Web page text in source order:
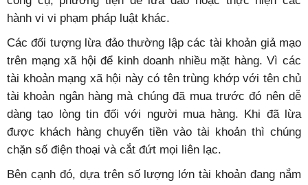
hành vi vi phạm pháp luật khác.
Các đối tượng lừa đảo thường lập các tài khoản giả mạo
trên mạng xã hội để kinh doanh nhiều mặt hàng. Vì các
tài khoản mạng xã hội này có tên trùng khớp với tên chủ
tài khoản ngân hàng mà chúng đã mua trước đó nên dễ
dàng tạo lòng tin đối với người mua hàng. Khi đã lừa
được khách hàng chuyển tiền vào tài khoản thì chúng
chặn số điện thoại và cắt đứt mọi liên lạc.
Bên cạnh đó, dựa trên số lượng lớn tài khoản đang nắm